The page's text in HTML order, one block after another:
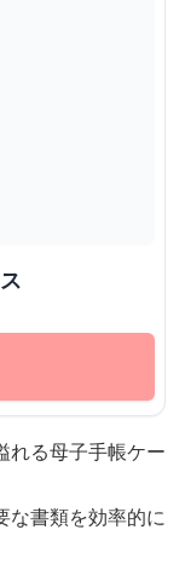
れる母子手帳ケー
な書類を効率的に